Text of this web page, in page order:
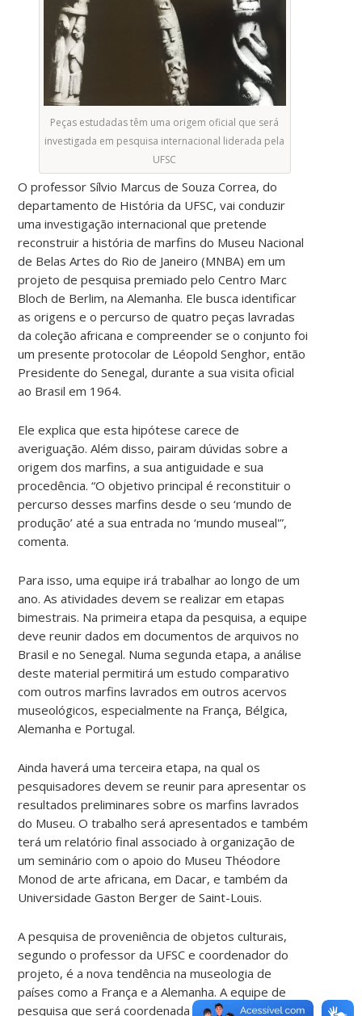
Peças estudadas têm uma origem oficial que será
investigada em pesquisa internacional liderada pela
UFSC
O professor Sílvio Marcus de Souza Correa, do
departamento de História da UFSC, vai conduzir
uma investigação internacional que pretende
reconstruir a história de marfins do Museu Nacional
de Belas Artes do Rio de Janeiro (MNBA) em um
projeto de pesquisa premiado pelo Centro Marc
Bloch de Berlim, na Alemanha. Ele busca identificar
as origens e o percurso de quatro peças lavradas
da coleção africana e compreender se o conjunto foi
um presente protocolar de Léopold Senghor, então
Presidente do Senegal, durante a sua visita oficial
ao Brasil em 1964.
Ele explica que esta hipótese carece de
averiguação. Além disso, pairam dúvidas sobre a
origem dos marfins, a sua antiguidade e sua
procedência. “O objetivo principal é reconstituir o
percurso desses marfins desde o seu ‘mundo de
produção’ até a sua entrada no ‘mundo museal'”,
comenta.
Para isso, uma equipe irá trabalhar ao longo de um
ano. As atividades devem se realizar em etapas
bimestrais. Na primeira etapa da pesquisa, a equipe
deve reunir dados em documentos de arquivos no
Brasil e no Senegal. Numa segunda etapa, a análise
deste material permitirá um estudo comparativo
com outros marfins lavrados em outros acervos
museológicos, especialmente na França, Bélgica,
Alemanha e Portugal.
Ainda haverá uma terceira etapa, na qual os
pesquisadores devem se reunir para apresentar os
resultados preliminares sobre os marfins lavrados
do Museu. O trabalho será apresentados e também
terá um relatório final associado à organização de
um seminário com o apoio do Museu Théodore
Monod de arte africana, em Dacar, e também da
Universidade Gaston Berger de Saint-Louis.
A pesquisa de proveniência de objetos culturais,
segundo o professor da UFSC e coordenador do
projeto, é a nova tendência na museologia de
países como a França e a Alemanha. A equipe de
pesquisa que será coordenada pelo historiador